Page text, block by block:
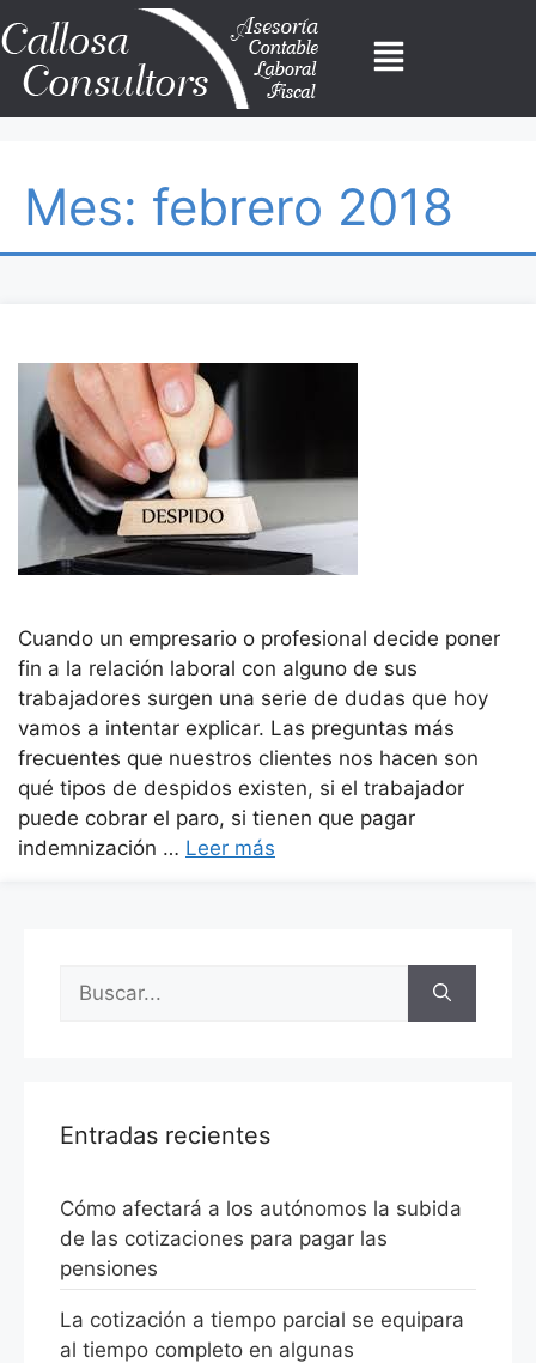
Mes: febrero 2018
Cuando un empresario o profesional decide poner
fin a la relación laboral con alguno de sus
trabajadores surgen una serie de dudas que hoy
vamos a intentar explicar. Las preguntas más
frecuentes que nuestros clientes nos hacen son
qué tipos de despidos existen, si el trabajador
puede cobrar el paro, si tienen que pagar
indemnización … Leer más
Entradas recientes
Cómo afectará a los autónomos la subida
de las cotizaciones para pagar las
pensiones
La cotización a tiempo parcial se equipara
al tiempo completo en algunas